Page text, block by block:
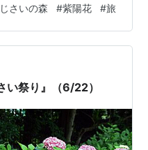
をゆっくり眺める機会が
の前に現れた色とりどり
のサプライズギフトでし
した植栽は、 重なり合
み、 視界をみずみずし
さいの森 #紫陽花 #旅
祭り』（6/22）